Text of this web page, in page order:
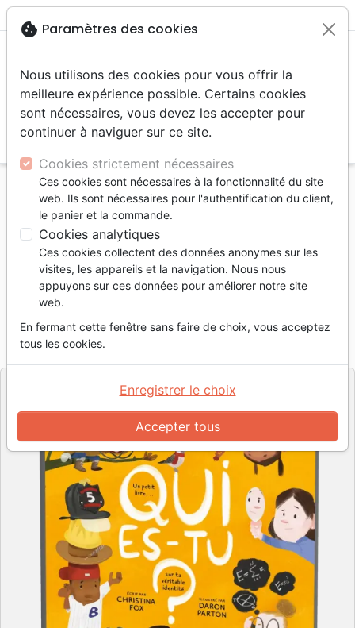
menu
Accueil
Jeunesse
Qui es-tu ? - Un petit livre sur ta véritable identité
Qui es-tu ?
Un petit livre sur ta véritable identité
Auteur :Christina Fox| Illustrateur : Daron
Parton
RéférenceBLF7079 EAN9782386570797
Editeur BLF Éditions
cookie Paramètres des cookies
Nous utilisons des cookies pour vous offrir la
meilleure expérience possible. Certains cookies
sont nécessaires, vous devez les accepter pour
continuer à naviguer sur ce site.
Cookies strictement nécessaires
Ces cookies sont nécessaires à la fonctionnalité du site
web. Ils sont nécessaires pour l'authentification du client,
le panier et la commande.
Cookies analytiques
Ces cookies collectent des données anonymes sur les
visites, les appareils et la navigation. Nous nous
appuyons sur ces données pour améliorer notre site
web.
En fermant cette fenêtre sans faire de choix, vous acceptez
tous les cookies.
Accepter tous
Enregistrer le choix